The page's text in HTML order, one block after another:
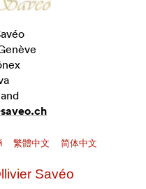
繁體中文 简体中文
Savéo